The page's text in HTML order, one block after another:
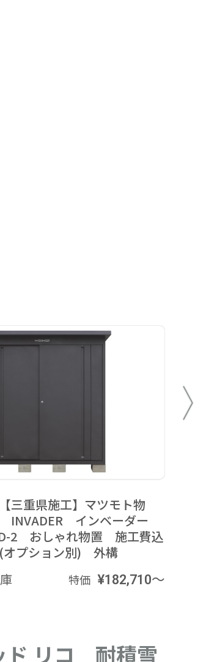
三重県施工】マツモト物
INVADER インベーダー
2 おしゃれ物置 施工費込
オプション別) 外構
特価 ¥182,710～
ド リコ 耐積雪